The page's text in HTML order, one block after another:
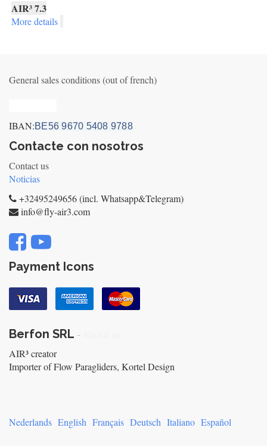
AIR³ 7.3
More details
General sales conditions (out of french)
IBAN:BE56 9670 5408 9788
Contacte con nosotros
Contact us
Noticias
+32495249656 (incl. Whatsapp&Telegram)
info@fly-air3.com
Payment Icons
Berfon SRL -
AIR³ creator
Importer of Flow Paragliders, Kortel Design
Nederlands English Français Deutsch Italiano Español